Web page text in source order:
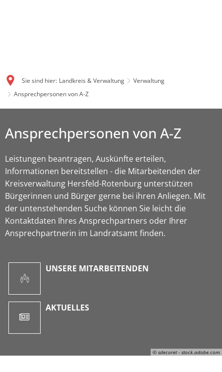
Sie sind hier: Landkreis & Verwaltung
Verwaltung
Ansprechpersonen von A-Z
© sdecoret - stock.adobe.com
Ansprechpersonen von A-Z
Leistungen beantragen, Auskünfte erteilen,
Informationen bereitstellen - die Mitarbeitenden der
Kreisverwaltung Hersfeld-Rotenburg unterstützen
Bürgerinnen und Bürger gerne bei ihren Anliegen. Mit
der untenstehenden Suche können Sie leicht die
Kontaktdaten Ihres Ansprechpartners oder Ihrer
Ansprechpartnerin im Landratsamt finden.
UNSERE MITARBEITENDEN
AKTUELLES